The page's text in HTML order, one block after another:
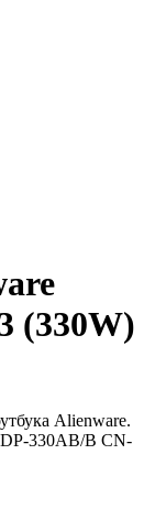
(330W)
Alienware.
330AB/B CN-